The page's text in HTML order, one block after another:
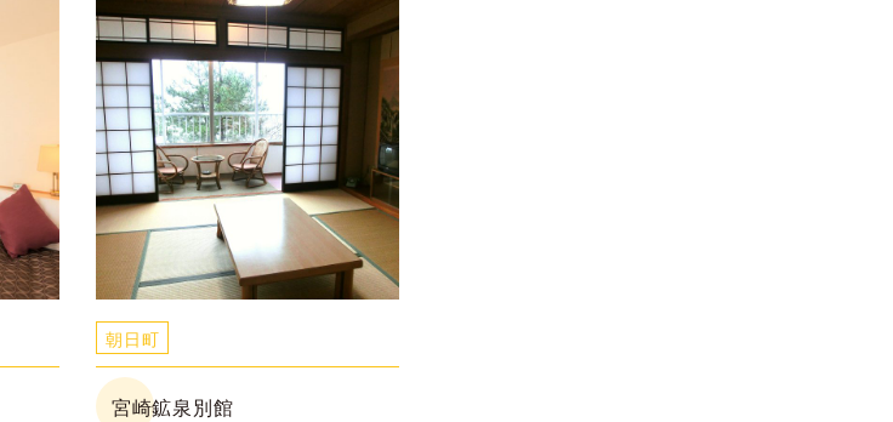
朝日町
宮崎鉱泉別館